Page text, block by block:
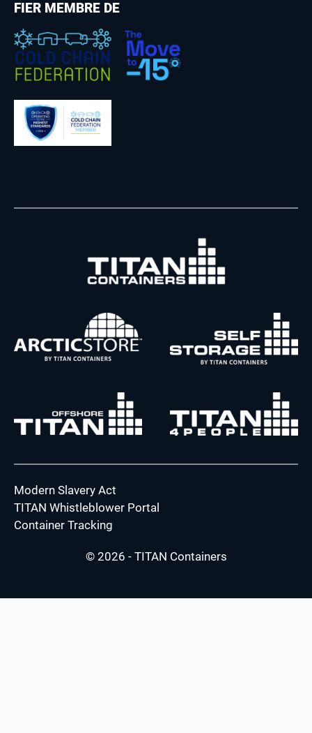
FIER MEMBRE DE
Modern Slavery Act
TITAN Whistleblower Portal
Container Tracking
© 2026 - TITAN Containers